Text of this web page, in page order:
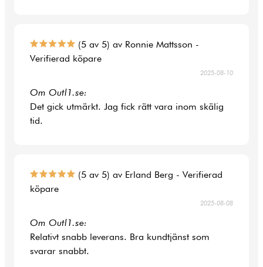
(5 av 5) av Ronnie Mattsson -
Verifierad köpare
2025-08-10
Om Outl1.se:
Det gick utmärkt. Jag fick rätt vara inom skälig
tid.
(5 av 5) av Erland Berg - Verifierad
köpare
2025-08-08
Om Outl1.se:
Relativt snabb leverans. Bra kundtjänst som
svarar snabbt.